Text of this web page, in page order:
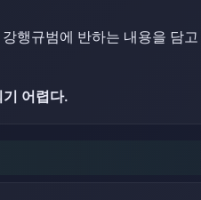
행규범에 반하는 내용을 담
어렵다.